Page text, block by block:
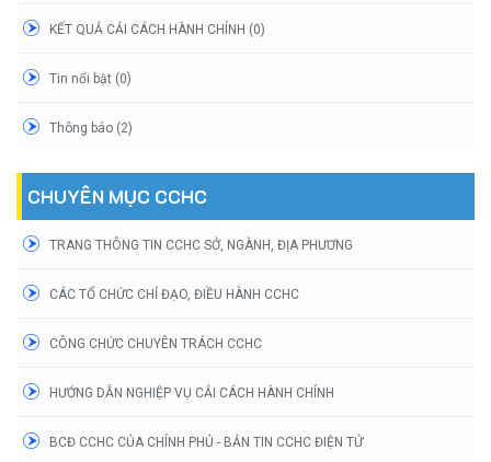
KẾT QUẢ CẢI CÁCH HÀNH CHÍNH (0)
Tin nổi bật (0)
Thông báo (2)
CHUYÊN MỤC CCHC
TRANG THÔNG TIN CCHC SỞ, NGÀNH, ĐỊA PHƯƠNG
CÁC TỔ CHỨC CHỈ ĐẠO, ĐIỀU HÀNH CCHC
CÔNG CHỨC CHUYÊN TRÁCH CCHC
HƯỚNG DẪN NGHIỆP VỤ CẢI CÁCH HÀNH CHÍNH
BCĐ CCHC CỦA CHÍNH PHỦ - BẢN TIN CCHC ĐIỆN TỬ